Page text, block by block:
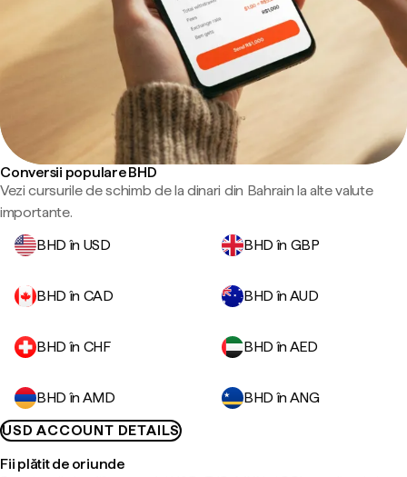
Conversii populare BHD
Vezi cursurile de schimb de la dinari din Bahrain la alte valute
importante.
BHD în USD
BHD în GBP
BHD în CAD BHD în AUD
BHD în CHF BHD în AED
BHD în AMD
BHD în ANG
USD ACCOUNT DETAILS
Fii plătit de oriunde